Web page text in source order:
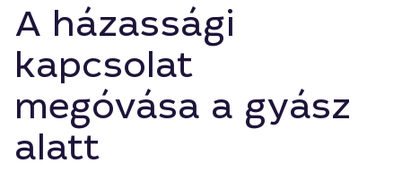
A házassági
kapcsolat
megóvása a gyász
alatt